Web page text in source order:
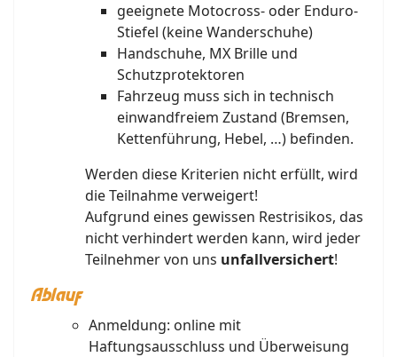
geeignete Motocross- oder Enduro-
Stiefel (keine Wanderschuhe)
Handschuhe, MX Brille und
Schutzprotektoren
Fahrzeug muss sich in technisch
einwandfreiem Zustand (Bremsen,
Kettenführung, Hebel, …) befinden.
Werden diese Kriterien nicht erfüllt, wird
die Teilnahme verweigert!
Aufgrund eines gewissen Restrisikos, das
nicht verhindert werden kann, wird jeder
Teilnehmer von uns unfallversichert!
Ablauf
Anmeldung: online mit
Haftungsausschluss und Überweisung